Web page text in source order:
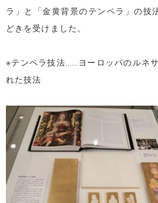
ラ」と「金黄背景のテンペラ」の技
どきを受けました。
※テンペラ技法……ヨーロッパのルネ
れた技法